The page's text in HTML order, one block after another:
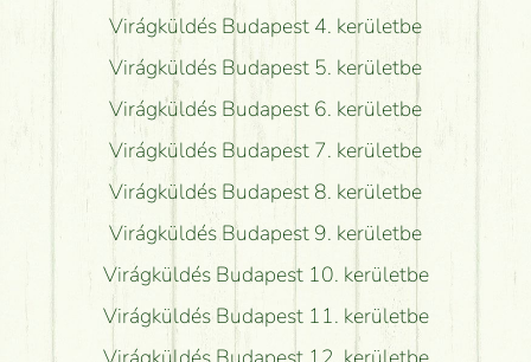
Virágküldés Budapest 4. kerületbe
Virágküldés Budapest 5. kerületbe
Virágküldés Budapest 6. kerületbe
Virágküldés Budapest 7. kerületbe
Virágküldés Budapest 8. kerületbe
Virágküldés Budapest 9. kerületbe
Virágküldés Budapest 10. kerületbe
Virágküldés Budapest 11. kerületbe